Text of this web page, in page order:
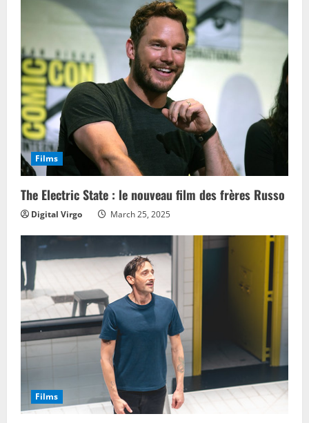
Films
The Electric State : le nouveau film des frères Russo
Digital Virgo March 25, 2025
Films